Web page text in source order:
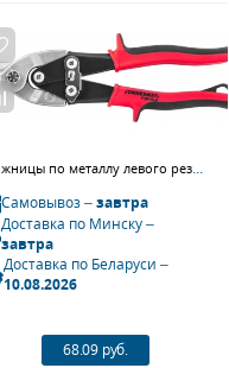
Ножницы по металлу левого реза JONNESWAY P2010LA
Самовывоз –завтра
Доставка по Минску –
завтра
Доставка по Беларуси –
10.08.2026
68.09 руб.